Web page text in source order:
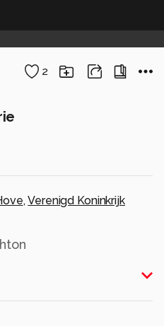
2
,Verenigd Koninkrijk